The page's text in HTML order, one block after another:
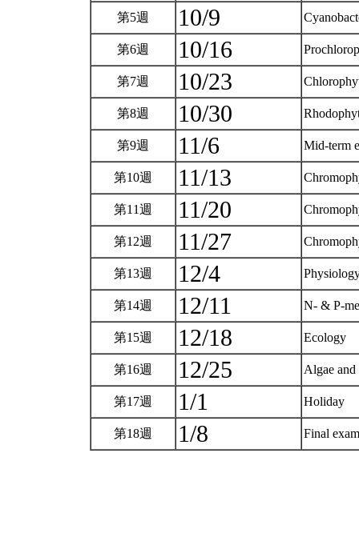
第5週 10/9
第6週 10/16
第7週 10/23
第8週 10/30
第9週 11/6 Mid-term
第10週 11/13
第11週 11/20
第12週 11/27
第13週 12/4
第14週 12/11 N- & P-
第15週 12/18 Ecology
第16週 12/25 Algae
第17週 1/1 Holiday
第18週 1/8 Final